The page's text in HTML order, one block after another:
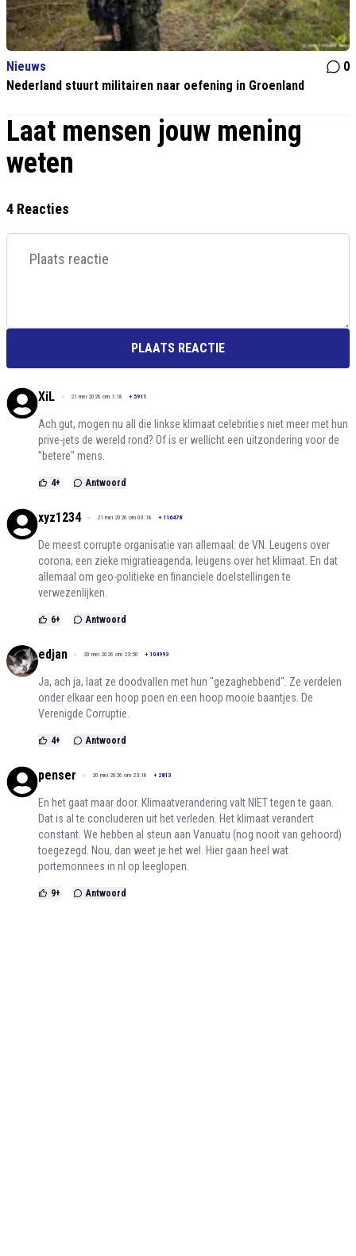
Nieuws
0
Nederland stuurt militairen naar oefening in Groenland
Laat mensen jouw mening
weten
4 Reacties
PLAATS REACTIE
XiL 21 mei 2026 om 1:18 + 5911
Ach gut, mogen nu all die linkse klimaat celebrities niet meer met hun
prive-jets de wereld rond? Of is er wellicht een uitzondering voor de
"betere" mens.
4+ Antwoord
xyz1234 21 mei 2026 om 00:18 + 116478
De meest corrupte organisatie van allemaal: de VN. Leugens over
corona, een zieke migratieagenda, leugens over het klimaat. En dat
allemaal om geo-politieke en financiele doelstellingen te
verwezenlijken.
6+ Antwoord
edjan 20 mei 2026 om 23:50 + 104993
Ja, ach ja, laat ze doodvallen met hun "gezaghebbend". Ze verdelen
onder elkaar een hoop poen en een hoop mooie baantjes. De
Verenigde Corruptie.
4+ Antwoord
penser 20 mei 2026 om 23:18 + 2813
En het gaat maar door. Klimaatverandering valt NIET tegen te gaan.
Dat is al te concluderen uit het verleden. Het klimaat verandert
constant. We hebben al steun aan Vanuatu (nog nooit van gehoord)
toegezegd. Nou, dan weet je het wel. Hier gaan heel wat
portemonnees in nl op leeglopen.
9+ Antwoord